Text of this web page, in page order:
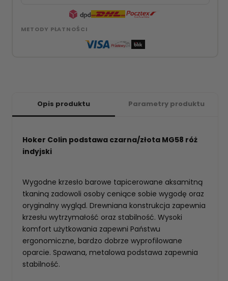
METODY PŁATNOŚCI
Opis produktu Parametry produktu
Hoker Colin podstawa czarna/złota MG58 róż
indyjski
Wygodne krzesło barowe tapicerowane aksamitną
tkaniną zadowoli osoby ceniące sobie wygodę oraz
oryginalny wygląd. Drewniana konstrukcja zapewnia
krzesłu wytrzymałość oraz stabilność. Wysoki
komfort użytkowania zapewni Państwu
ergonomiczne, bardzo dobrze wyprofilowane
oparcie. Spawana, metalowa podstawa zapewnia
stabilność.